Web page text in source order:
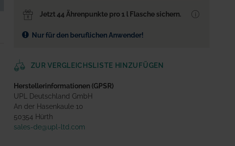
Jetzt 44 Ährenpunkte pro 1 l Flasche sichern.
Nur für den beruflichen Anwender!
ZUR VERGLEICHSLISTE HINZUFÜGEN
Herstellerinformationen (GPSR)
UPL Deutschland GmbH
An der Hasenkaule 10
50354 Hürth
sales-de@upl-ltd.com